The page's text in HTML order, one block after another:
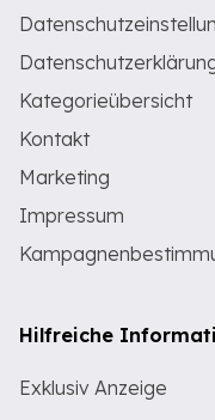
Kategorieübersicht
Kontakt
Marketing
Impressum
Hilfreiche
Exklusiv Anzeige